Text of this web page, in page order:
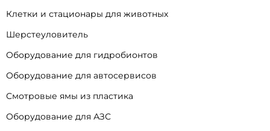
Клетки и стационары для животных
Шерстеуловитель
Оборудование для гидробионтов
Оборудование для автосервисов
Смотровые ямы из пластика
Оборудование для АЗС